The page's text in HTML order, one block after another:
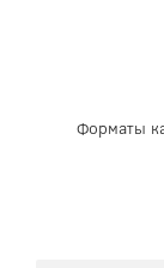
Форматы